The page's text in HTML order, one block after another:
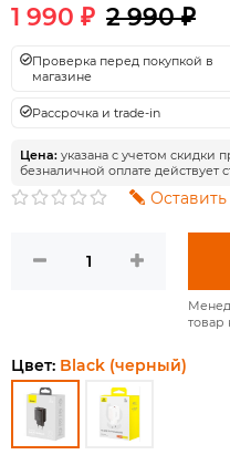
1 990 ₽ 2 990 ₽
Проверка перед покупкой в
магазине
Рассрочка и trade-in
Цена: указана с учетом скидки
безналичной оплате действует
Оставить
товар
Цвет: Black (черный)